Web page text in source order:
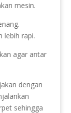
mesin.
lebih rapi.
agar antar
dengan
sehingga